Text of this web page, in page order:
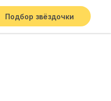
Подбор звёздочки